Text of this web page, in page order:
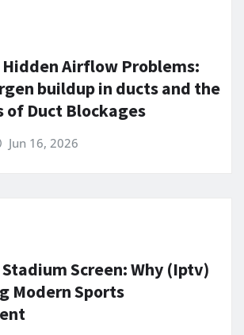
Airflow Problems:
buildup in ducts and the
of Duct Blockages
Jun 16, 2026
Screen: Why (Iptv)
Modern Sports